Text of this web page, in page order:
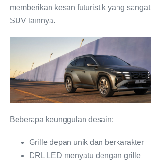
memberikan kesan futuristik yang
SUV lainnya.
Beberapa keunggulan desain:
Grille depan unik dan berkarakter
DRL LED menyatu dengan grille